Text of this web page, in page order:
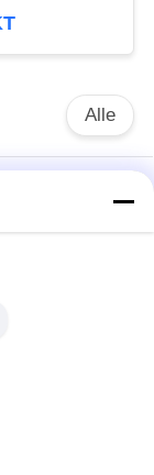
Alle
Bereich-